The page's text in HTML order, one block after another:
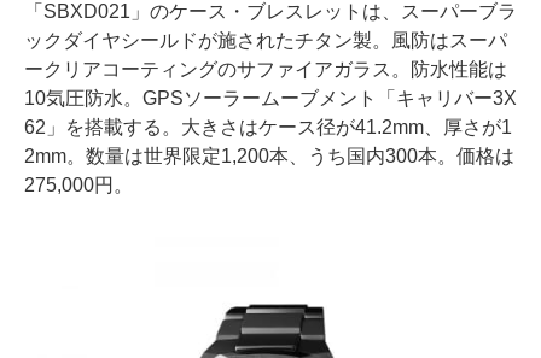
「SBXD021」のケース・ブレスレットは、スーパーブラ
ックダイヤシールドが施されたチタン製。風防はスーパ
ークリアコーティングのサファイアガラス。防水性能は
10気圧防水。GPSソーラームーブメント「キャリバー3X
62」を搭載する。大きさはケース径が41.2mm、厚さが1
2mm。数量は世界限定1,200本、うち国内300本。価格は
275,000円。